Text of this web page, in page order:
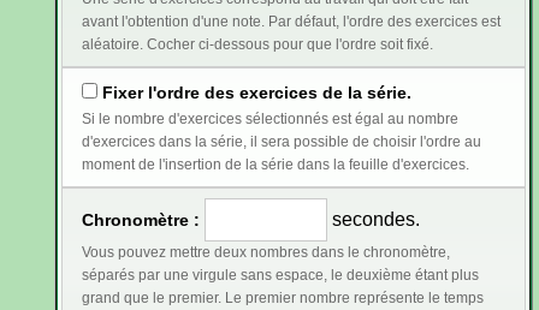
avant l'obtention d'une note. Par défaut, l'ordre des exercices est
aléatoire. Cocher ci-dessous pour que l'ordre soit fixé.
Fixer l'ordre des exercices de la série.
Si le nombre d'exercices sélectionnés est égal au nombre
d'exercices dans la série, il sera possible de choisir l'ordre au
moment de l'insertion de la série dans la feuille d'exercices.
Chronomètre : secondes.
Vous pouvez mettre deux nombres dans le chronomètre,
séparés par une virgule sans espace, le deuxième étant plus
grand que le premier. Le premier nombre représente le temps